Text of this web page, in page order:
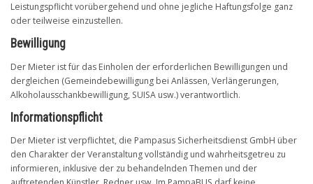
Leistungspflicht vorübergehend und ohne jegliche Haftungsfolge ganz
oder teilweise einzustellen.
Bewilligung
Der Mieter ist für das Einholen der erforderlichen Bewilligungen und
dergleichen (Gemeindebewilligung bei Anlässen, Verlängerungen,
Alkoholausschankbewilligung, SUISA usw.) verantwortlich.
Informationspflicht
Der Mieter ist verpflichtet, die Pampasus Sicherheitsdienst GmbH über
den Charakter der Veranstaltung vollständig und wahrheitsgetreu zu
informieren, inklusive der zu behandelnden Themen und der